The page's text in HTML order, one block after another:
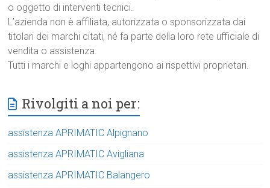
o oggetto di interventi tecnici.
L’azienda non è affiliata, autorizzata o sponsorizzata dai
titolari dei marchi citati, né fa parte della loro rete ufficiale di
vendita o assistenza.
Tutti i marchi e loghi appartengono ai rispettivi proprietari.
Rivolgiti a noi per:
assistenza APRIMATIC Alpignano
assistenza APRIMATIC Avigliana
assistenza APRIMATIC Balangero